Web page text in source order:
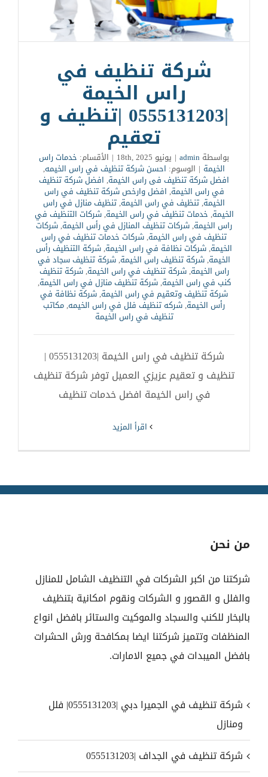
شركة تنظيف في
راس الخيمة
|0555131203 |تنظيف و
تعقيم
بواسطة admin
| يونيو 18th, 2025 | الأقسام: خدمات راس
الخيمة | الوسوم: احسن شركة تنظيف في راس الخيمه,
افضل شركة تنظيف فى راس الخيمة, افضل شركة تنظيف
في راس الخيمة, افضل وارخص شركة تنظيف في راس
الخيمة,تنظيف في راس الخيمة,تنظيف منازل في راس
الخيمة, خدمات تنظيف في راس الخيمة,شركات التنظيف في
راس الخيمة,شركات تنظيف المنازل في رأس الخيمة,شركات
تنظيف في راس الخيمة,شركات خدمات تنظيف في راس
الخيمة,شركات نظافة في راس الخيمة,شركة التنظيف رأس
الخيمة,شركة تنظيف راس الخيمة,شركة تنظيف سجاد في
راس الخيمة,شركة تنظيف في راس الخيمة,شركة تنظيف
كنب في راس الخيمة,شركة تنظيف منازل في راس الخيمة,
شركة تنظيف وتعقيم في راس الخيمة,شركة نظافة في
رأس الخيمة,شركه تنظيف فلل في راس الخيمه,مكاتب
تنظيف في راس الخيمة
شركة تنظيف في راس الخيمة |0555131203 |
تنظيف و تعقيم عزيزي العميل توفر شركة تنظيف
في راس الخيمة افضل خدمات تنظيف
من نحن
شركتنا من اكبر الشركات في التنظيف الشامل للمنازل
والفلل و القصور و الشركات ونقوم امكانية بتنظيف
بالبخار للكنب والسجاد والموكيت والستائر بافضل انواع
المنظفات وتتميز شركتنا ايضا بمكافحة ورش الحشرات
بافضل الميبدات في جميع الامارات.
شركة تنظيف في الجميرا دبي |0555131203| فلل
ومنازل
شركة تنظيف في الجداف |0555131203